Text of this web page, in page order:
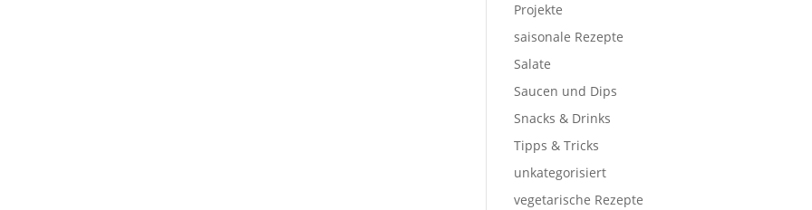
Projekte
saisonale Rezepte
Salate
Saucen und Dips
Snacks & Drinks
Tipps & Tricks
unkategorisiert
vegetarische Rezepte